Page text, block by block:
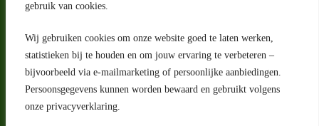
gebruik van cookies.
Wij gebruiken cookies om onze website goed te laten werken,
statistieken bij te houden en om jouw ervaring te verbeteren –
bijvoorbeeld via e-mailmarketing of persoonlijke aanbiedingen.
Persoonsgegevens kunnen worden bewaard en gebruikt volgens
onze privacyverklaring.
Adres
Riga 4 E
2993 LW Barendrecht
Nederland
Contact